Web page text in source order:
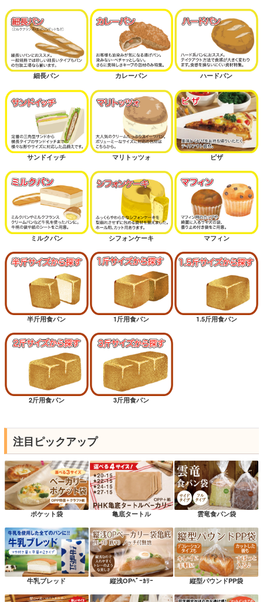
細長パン カレーパン ハードパン
サンドイッチ マリトッツォ ピザ
ミルクパン シフォンケーキ マフィン
半斤用食パン 1斤用食パン 1.5斤用食パン
2斤用食パン 3斤用食パン
注目ピックアップ
ポケット袋 亀底タートル 雲竜食パン袋
牛乳ブレッド 縦浅OPﾍﾞｰｶﾘｰ 縦型パウンドPP袋